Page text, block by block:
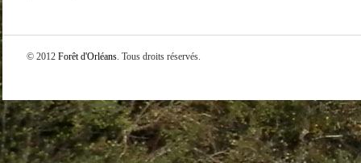
© 2012 Forêt d'Orléans. Tous droits réservés.